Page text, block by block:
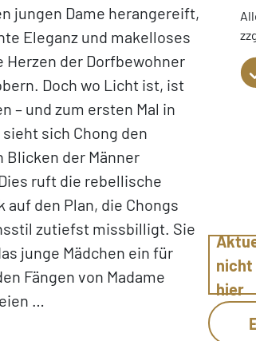
jungen Dame herangereift,
Eleganz und makelloses
Herzen der Dorfbewohner
Doch wo Licht ist, ist
– und zum ersten Mal in
sich Chong den
Blicken der Männer
ruft die rebellische
auf den Plan, die Chongs
zutiefst missbilligt. Sie
junge Mädchen ein für
Fängen von Madame
…
nicht
hier